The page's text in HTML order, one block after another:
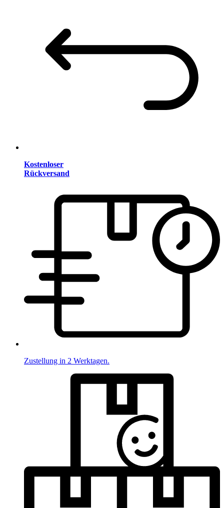
Kostenloser
Rückversand
Zustellung in 2 Werktagen.